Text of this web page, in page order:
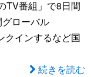
TV番組」で8日間
ローバル
クインするなど国
続きを読む